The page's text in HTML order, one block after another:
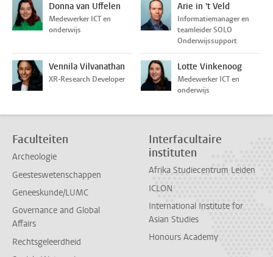
Donna van Uffelen
Medewerker ICT en
onderwijs
Arie in 't Veld
Informatiemanager en
teamleider SOLO
Onderwijssupport
Vennila Vilvanathan
XR-Research Developer
Lotte Vinkenoog
Medewerker ICT en
onderwijs
Faculteiten
Archeologie
Geesteswetenschappen
Geneeskunde/LUMC
Governance and Global
Affairs
Rechtsgeleerdheid
Interfacultaire
instituten
Afrika Studiecentrum Leiden
ICLON
International Institute for
Asian Studies
Honours Academy